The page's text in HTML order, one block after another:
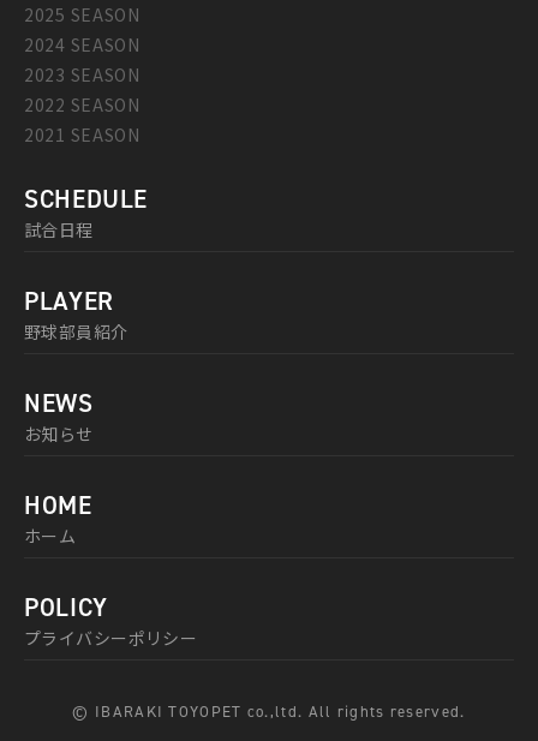
2025 SEASON
2024 SEASON
2023 SEASON
2022 SEASON
2021 SEASON
SCHEDULE
試合日程
PLAYER
野球部員紹介
NEWS
お知らせ
HOME
ホーム
POLICY
プライバシーポリシー
© IBARAKI TOYOPET co.,ltd. All rights reserved.